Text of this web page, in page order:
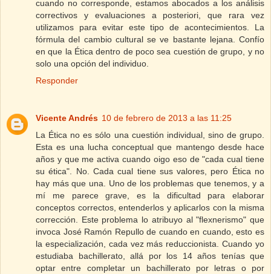
cuando no corresponde, estamos abocados a los análisis
correctivos y evaluaciones a posteriori, que rara vez
utilizamos para evitar este tipo de acontecimientos. La
fórmula del cambio cultural se ve bastante lejana. Confío
en que la Ética dentro de poco sea cuestión de grupo, y no
solo una opción del individuo.
Responder
Vicente Andrés 10 de febrero de 2013 a las 11:25
La Ética no es sólo una cuestión individual, sino de grupo.
Esta es una lucha conceptual que mantengo desde hace
años y que me activa cuando oigo eso de "cada cual tiene
su ética". No. Cada cual tiene sus valores, pero Ética no
hay más que una. Uno de los problemas que tenemos, y a
mí me parece grave, es la dificultad para elaborar
conceptos correctos, entenderlos y aplicarlos con la misma
corrección. Este problema lo atribuyo al "flexnerismo" que
invoca José Ramón Repullo de cuando en cuando, esto es
la especialización, cada vez más reduccionista. Cuando yo
estudiaba bachillerato, allá por los 14 años tenías que
optar entre completar un bachillerato por letras o por